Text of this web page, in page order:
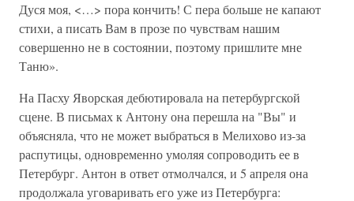
Дуся моя, <…> пора кончить! С пера больше не капают
стихи, а писать Вам в прозе по чувствам нашим
совершенно не в состоянии, поэтому пришлите мне
Таню».
На Пасху Яворская дебютировала на петербургской
сцене. В письмах к Антону она перешла на "Вы" и
объясняла, что не может выбраться в Мелихово из-за
распутицы, одновременно умоляя сопроводить ее в
Петербург. Антон в ответ отмолчался, и 5 апреля она
продолжала уговаривать его уже из Петербурга: